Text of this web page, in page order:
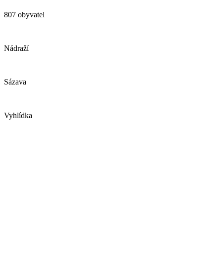
807 obyvatel
Nádraží
Sázava
Vyhlídka